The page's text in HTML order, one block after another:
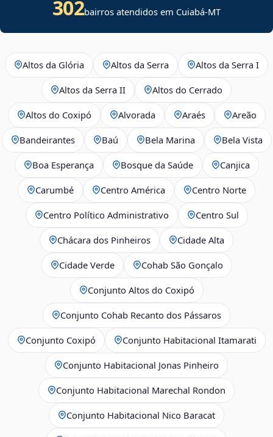
302bairros atendidos em Cuiabá-MT
Altos da Glória Altos da Serra Altos da Serra I
Altos da Serra II Altos do Cerrado
Altos do Coxipó Alvorada Araés Areão
Bandeirantes Baú Bela Marina Bela Vista
Boa Esperança Bosque da Saúde Canjica
Carumbé Centro América Centro Norte
Centro Político Administrativo Centro Sul
Chácara dos Pinheiros Cidade Alta
Cidade Verde Cohab São Gonçalo
Conjunto Altos do Coxipó
Conjunto Cohab Recanto dos Pássaros
Conjunto Coxipó Conjunto Habitacional Itamarati
Conjunto Habitacional Jonas Pinheiro
Conjunto Habitacional Marechal Rondon
Conjunto Habitacional Nico Baracat